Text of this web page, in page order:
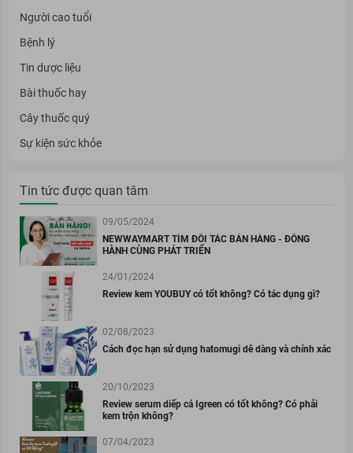
Người cao tuổi
Bệnh lý
Tin dược liệu
Bài thuốc hay
Cây thuốc quý
Sự kiện sức khỏe
Tin tức được quan tâm
09/05/2024
NEWWAYMART TÌM ĐỐI TÁC BÁN HÀNG - ĐỒNG
HÀNH CÙNG PHÁT TRIỂN
24/01/2024
Review kem YOUBUY có tốt không? Có tác dụng gì?
02/08/2023
Cách đọc hạn sử dụng hatomugi dễ dàng và chính xác
20/10/2023
Review serum diếp cá Igreen có tốt không? Có phải
kem trộn không?
07/04/2023